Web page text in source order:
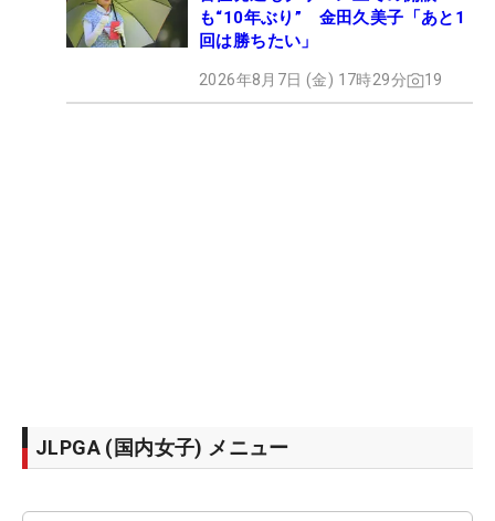
も“10年ぶり” 金田久美子「あと1
回は勝ちたい」
2026年8月7日 (金) 17時29分 19
JLPGA (国内女子) メニュー